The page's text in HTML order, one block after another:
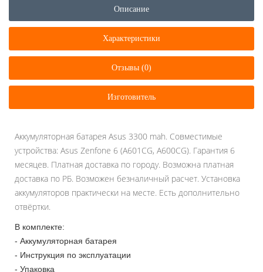
Описание
Характеристики
Отзывы (0)
Изготовитель
Аккумуляторная батарея Asus 3300 mah. Совместимые
устройства: Asus Zenfone 6 (A601CG, A600CG). Гарантия 6
месяцев. Платная доставка по городу. Возможна платная
доставка по РБ. Возможен безналичный расчет. Установка
аккумуляторов практически на месте. Есть дополнительно
отвёртки.
В комплекте:
- Аккумуляторная батарея
- Инструкция по эксплуатации
- Упаковка